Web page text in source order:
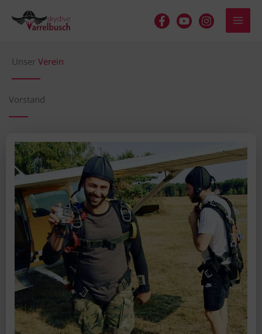
Inhalt
Unser Verein
Vorstand